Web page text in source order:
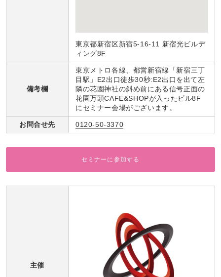
東京都新宿区新宿5-16-11 新宿光ビルデ
ィング8F
備考欄
東京メトロ各線、都営新宿線「新宿三丁
目駅」E2出口徒歩30秒:E2出口を出て左
隣の花園神社の斜め前にある信号正面の
花園万頭CAFE&SHOPが入ったビル8F
にセミナー会場がございます。
お問合せ先 0120-50-3370
セミナーに参加する
主催